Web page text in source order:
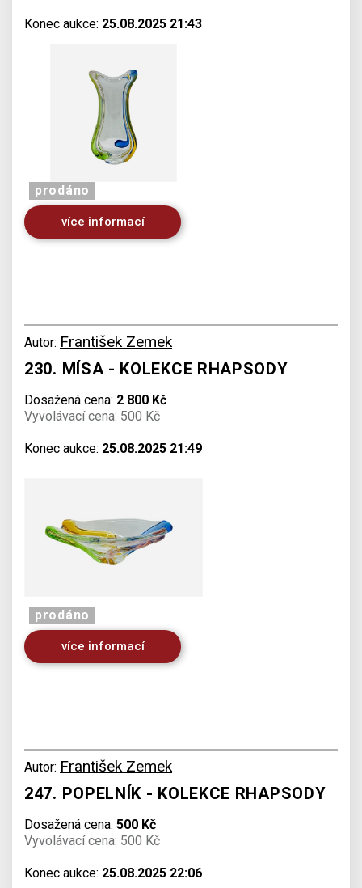
Konec aukce: 25.08.2025 21:43
prodáno
více informací
Autor: František Zemek
230. MÍSA - KOLEKCE RHAPSODY
Dosažená cena: 2 800 Kč
Vyvolávací cena: 500 Kč
Konec aukce: 25.08.2025 21:49
prodáno
více informací
Autor: František Zemek
247. POPELNÍK - KOLEKCE RHAPSODY
Dosažená cena: 500 Kč
Vyvolávací cena: 500 Kč
Konec aukce: 25.08.2025 22:06